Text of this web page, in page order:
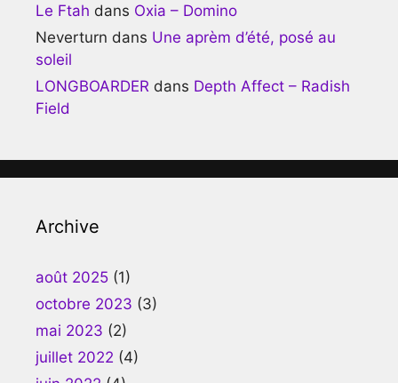
Le Ftah dans Oxia – Domino
Neverturn dans Une aprèm d’été, posé au
soleil
LONGBOARDER dans Depth Affect – Radish
Field
Archive
août 2025 (1)
octobre 2023 (3)
mai 2023 (2)
juillet 2022 (4)